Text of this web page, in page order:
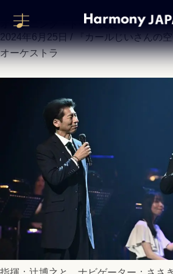
ーケストラ」の記
オープニング・トーク決定！
2024年6月25日 /『カールじいさんの
オーケストラ